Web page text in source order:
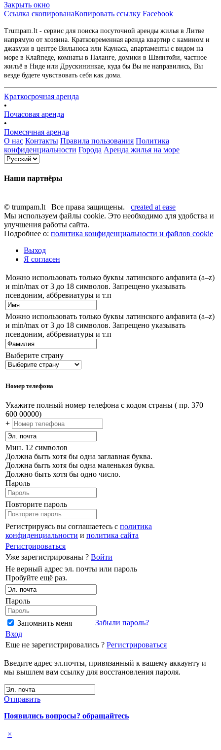
Закрыть окно
Ссылка скопированаКопировать ссылку Facebook
Trumpam.lt - сервис для поиска посуточной аренды жилья в Литве
напрямую от хозяина. Кратковременная аренда квартир с камином и
джакузи в центре Вильнюса или Каунаса, апартаменты с видом на
море в Клайпеде, комнаты в Паланге, домики в Швянтойи, частное
жильё в Ниде или Друскининкае, куда бы Вы не направились, Вы
везде будете чувствовать себя как дома.
Краткосрочная аренда
•
Почасовая аренда
•
Помесячная аренда
О нас Контакты Правила пользования Политика
конфиденциальности Города Аренда жилья на море
Наши партнёры
© trumpam.lt Все права защищены. created at ease
Мы используем файлы cookie. Это необходимо для удобства и
улучшения работы сайта.
Подробнее о: политика конфиденциальности и файлов cookie
Выход
Я согласен
Можно использовать только буквы латинского алфавита (a–z)
и min/max от 3 до 18 символов. Запрещено указывать
псевдоним, аббревиатуры и т.п
Можно использовать только буквы латинского алфавита (a–z)
и min/max от 3 до 18 символов. Запрещено указывать
псевдоним, аббревиатуры и т.п
Выберите страну
Номер телефона
Укажите полный номер телефона с кодом страны ( пр. 370
600 00000)
+
Мин. 12 символов
Должна быть хотя бы одна заглавная буква.
Должна быть хотя бы одна маленькая буква.
Должно быть хотя бы одно число.
Пароль
Повторите пароль
Регистрируясь вы соглашаетесь с политика
конфиденциальности и политика сайта
Регистрироваться
Уже зарегистрированы ? Войти
Не верный адрес эл. почты или пароль
Пробуйте ещё раз.
Пароль
Запомнить меня
Забыли пароль?
Вход
Еще не зарегистрировались ? Регистрироваться
Введите адрес эл.почты, привязанный к вашему аккаунту и
мы вышлем вам ссылку для восстановления пароля.
Отправить
Появились вопросы? обращайтесь
×